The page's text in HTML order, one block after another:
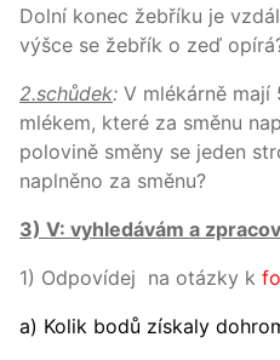
Dolní konec žebříku je
výšce se žebřík o zeď
2.schůdek: V mlékárně mají
mlékem, které za směnu
polovině směny se jeden
naplněno za směnu?
3) V: vyhledávám a
1) Odpovídej na otázky k
a) Kolik bodů získaly